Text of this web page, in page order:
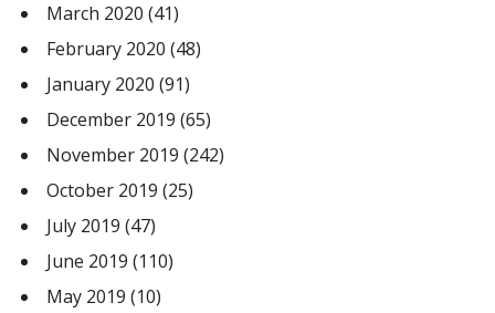
March 2020 (41)
February 2020 (48)
January 2020 (91)
December 2019 (65)
November 2019 (242)
October 2019 (25)
July 2019 (47)
June 2019 (110)
May 2019 (10)